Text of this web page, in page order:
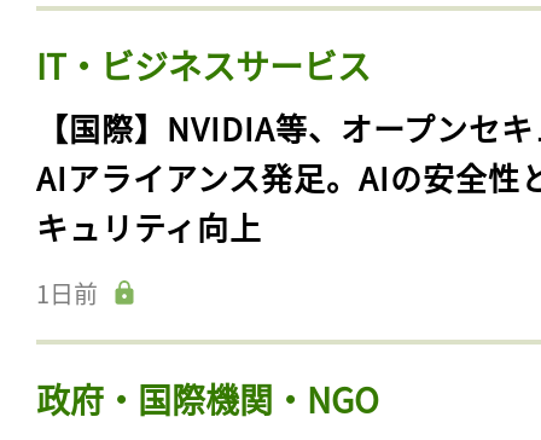
IT・ビジネスサービス
【国際】NVIDIA等、オープンセ
AIアライアンス発足。AIの安全性
キュリティ向上
1日前
政府・国際機関・NGO